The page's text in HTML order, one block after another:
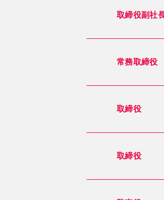
取締役副社
常務取締役
取締役
取締役